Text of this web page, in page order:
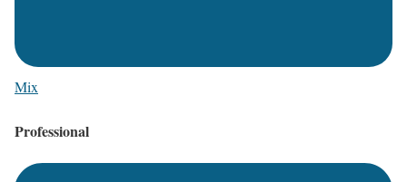
Mix
Professional